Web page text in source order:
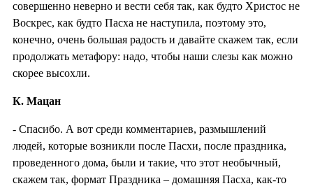
совершенно неверно и вести себя так, как будто Христос не
Воскрес, как будто Пасха не наступила, поэтому это,
конечно, очень большая радость и давайте скажем так, если
продолжать метафору: надо, чтобы наши слезы как можно
скорее высохли.
К. Мацан
- Спасибо. А вот среди комментариев, размышлений
людей, которые возникли после Пасхи, после праздника,
проведенного дома, были и такие, что этот необычный,
скажем так, формат Праздника – домашняя Пасха, как-то